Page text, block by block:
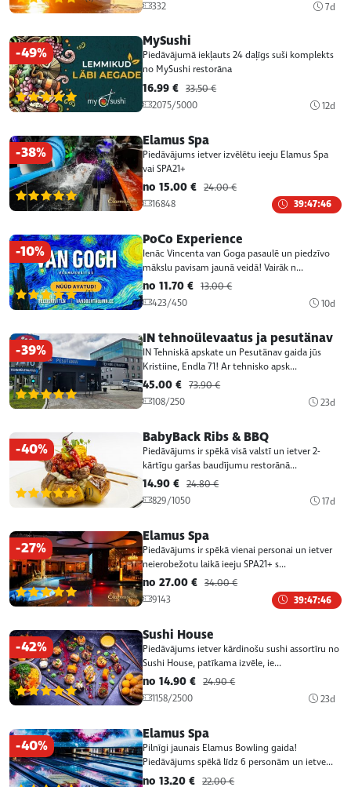
332
7d
-49%
(1)
MySushi
Piedāvājumā iekļauts 24 daļīgs suši komplekts
no MySushi restorāna
16.99 € 33.50 €
2075/5000
12d
-38%
(1)
Elamus Spa
Piedāvājums ietver izvēlētu ieeju Elamus Spa
vai SPA21+
no 15.00 € 24.00 €
16848
39:47:46
-10%
(1)
PoCo Experience
Ienāc Vincenta van Goga pasaulē un piedzīvo
mākslu pavisam jaunā veidā! Vairāk n...
no 11.70 € 13.00 €
423/450
10d
-39%
(1)
IN tehnoülevaatus ja pesutänav
IN Tehniskā apskate un Pesutänav gaida jūs
Kristiine, Endla 71! Ar tehnisko apsk...
45.00 € 73.90 €
108/250
23d
-40%
(1)
BabyBack Ribs & BBQ
Piedāvājums ir spēkā visā valstī un ietver 2-
kārtīgu garšas baudījumu restorānā...
14.90 € 24.80 €
829/1050
17d
-27%
(1)
Elamus Spa
Piedāvājums ir spēkā vienai personai un ietver
neierobežotu laikā ieeju SPA21+ s...
no 27.00 € 34.00 €
9143
39:47:46
-42%
(1)
Sushi House
Piedāvājums ietver kārdinošu sushi assortīru no
Sushi House, patīkama izvēle, ie...
no 14.90 € 24.90 €
1158/2500
23d
-40%
Elamus Spa
Pilnīgi jaunais Elamus Bowling gaida!
Piedāvājums spēkā līdz 6 personām un ietve...
no 13.20 € 22.00 €